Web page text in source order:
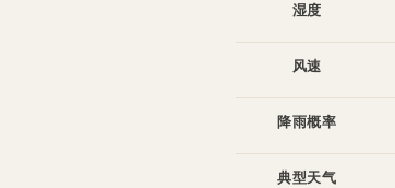
湿度
风速
降雨概率
典型天气